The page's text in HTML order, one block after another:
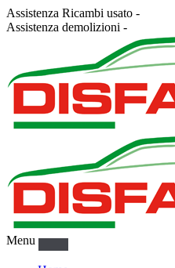
Assistenza Ricambi usato -
Assistenza demolizioni -
Menu